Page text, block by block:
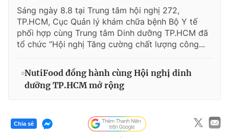
Sáng ngày 8.8 tại Trung tâm hội nghị 272,
TP.HCM, Cục Quản lý khám chữa bệnh Bộ Y tế
phối hợp cùng Trung tâm Dinh dưỡng TP.HCM đã
tổ chức “Hội nghị Tăng cường chất lượng công...
NutiFood đồng hành cùng Hội nghị dinh
dưỡng TP.HCM mở rộng
Chia sẻ